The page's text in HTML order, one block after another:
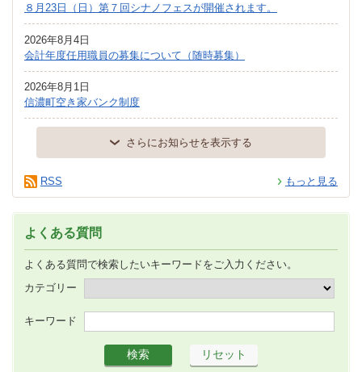
８月23日（日）第７回シナノフェスが開催されます。
2026年8月4日
会計年度任用職員の募集について（随時募集）
2026年8月1日
信濃町空き家バンク制度
さらにお知らせを表示する
もっと見る
RSS
よくある質問
よくある質問で検索したいキーワードをご入力ください。
カテゴリー
キーワード